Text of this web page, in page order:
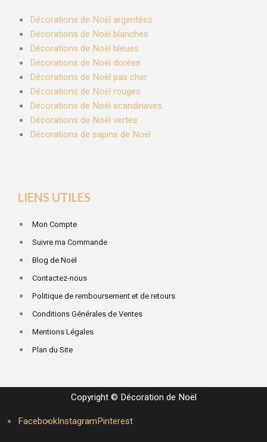
Décorations de Noël argentées
Décorations de Noël blanches
Décorations de Noël bleues
Décorations de Noël dorées
Décorations de Noël pas cher
Décorations de Noël rouges
Décorations de Noël scandinaves
Décorations de Noël vertes
Décorations de sapins de Noël
LIENS UTILES
Mon Compte
Suivre ma Commande
Blog de Noël
Contactez-nous
Politique de remboursement et de retours
Conditions Générales de Ventes
Mentions Légales
Plan du Site
Copyright © Décoration de Noël
FacebookInstagramPinterest